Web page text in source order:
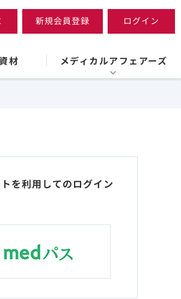
新規会員登録 ログイン
材 メディカルアフェアーズ
を利用してのログイン